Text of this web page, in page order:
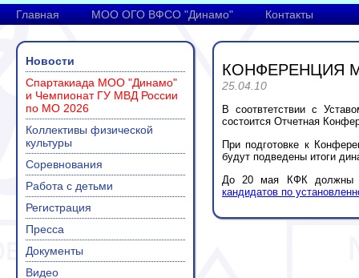
Главная МОО ОГО ВФСО "Динамо" Контакты
Новости
Спартакиада МОО "Динамо"
и Чемпионат ГУ МВД России
по МО 2026
Коллективы физической
культуры
Соревнования
Работа с детьми
Регистрация
Пресса
Документы
Видео
КОНФЕРЕНЦИЯ
25.04.10
В соотвтетствии с
состоится Отчетная
При подготовке к
будут подведены итоги
До 20 мая КФК должны
кандидатов по